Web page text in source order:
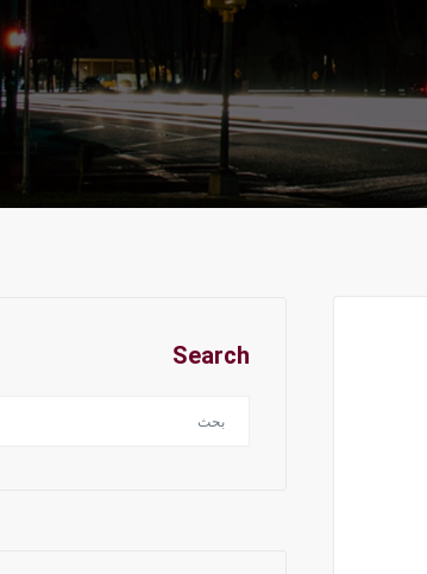
Search